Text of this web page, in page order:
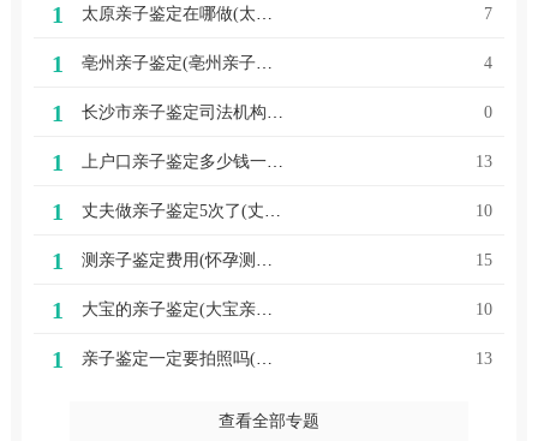
1 太原亲子鉴定在哪做(太原做亲子鉴定的地方) 7
1 亳州亲子鉴定(亳州亲子鉴定方法) 4
1 长沙市亲子鉴定司法机构推荐，最新亲子鉴定流程详解 0
1 上户口亲子鉴定多少钱一次(上户口亲子鉴定多少钱一次南昌) 13
1 丈夫做亲子鉴定5次了(丈夫要求做亲子鉴定) 10
1 测亲子鉴定费用(怀孕测亲子鉴定) 15
1 大宝的亲子鉴定(大宝亲子鉴定美美丽丽) 10
1 亲子鉴定一定要拍照吗(亲子鉴定一定要血液吗) 13
查看全部专题